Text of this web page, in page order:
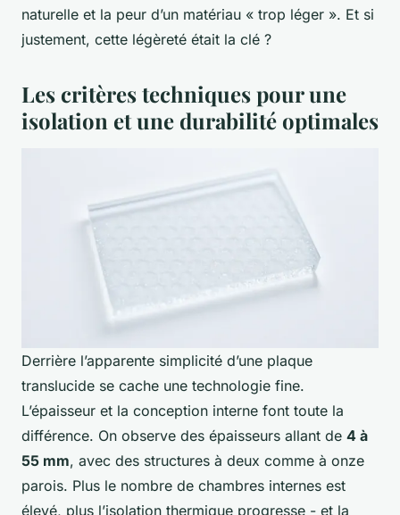
naturelle et la peur d’un matériau « trop léger ». Et si
justement, cette légèreté était la clé ?
Les critères techniques pour une
isolation et une durabilité optimales
Derrière l’apparente simplicité d’une plaque
translucide se cache une technologie fine.
L’épaisseur et la conception interne font toute la
différence. On observe des épaisseurs allant de 4 à
55 mm, avec des structures à deux comme à onze
parois. Plus le nombre de chambres internes est
élevé, plus l’isolation thermique progresse - et la